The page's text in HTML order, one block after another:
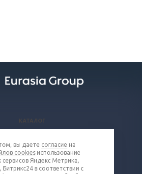
КАТАЛОГ
КОМПАНИЯ
КОНТАКТЫ
вы даете согласие на
cookies использование
сервисов Яндекс Метрика,
в соответствии с